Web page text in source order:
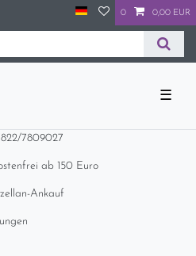
0 0,00 EUR
☰
7809027
ab 150 Euro
Ankauf